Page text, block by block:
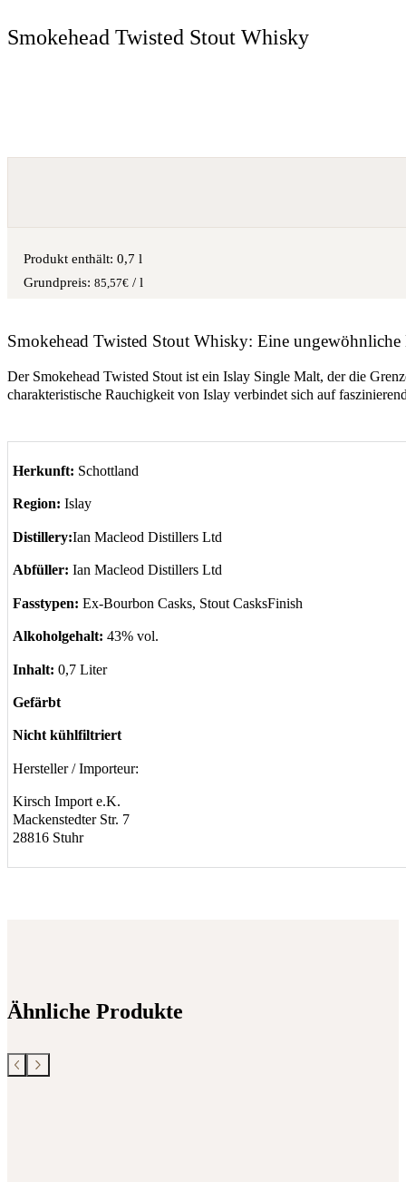
Smokehead Twisted Stout Whisky
Produkt enthält: 0,7l
85,57€ /l
Smokehead Twisted Stout Whisky: Eine
Der Smokehead Twisted Stout ist ein Islay Single Malt, der die
charakteristische Rauchigkeit von Islay verbindet sich auf
Herkunft: Schottland
Region: Islay
Distillery:Ian Macleod Distillers Ltd
Abfüller: Ian Macleod Distillers Ltd
Fasstypen: Ex-Bourbon Casks, Stout CasksFinish
Alkoholgehalt: 43% vol.
Inhalt: 0,7 Liter
Gefärbt
Nicht kühlfiltriert
Hersteller / Importeur:
Kirsch Import e.K.
Mackenstedter Str. 7
28816 Stuhr
Ähnliche Produkte